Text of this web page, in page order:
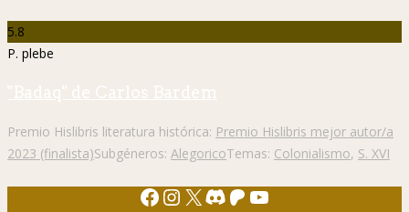
5.8
P. plebe
"Badaq" de Carlos Bardem
Premio Hislibris literatura histórica: Premio Hislibris mejor autor/a
2023 (finalista)Subgéneros: AlegoricoTemas: Colonialismo, S. XVI
Facebook
Instagram
X Discord
Patreon
YouTube